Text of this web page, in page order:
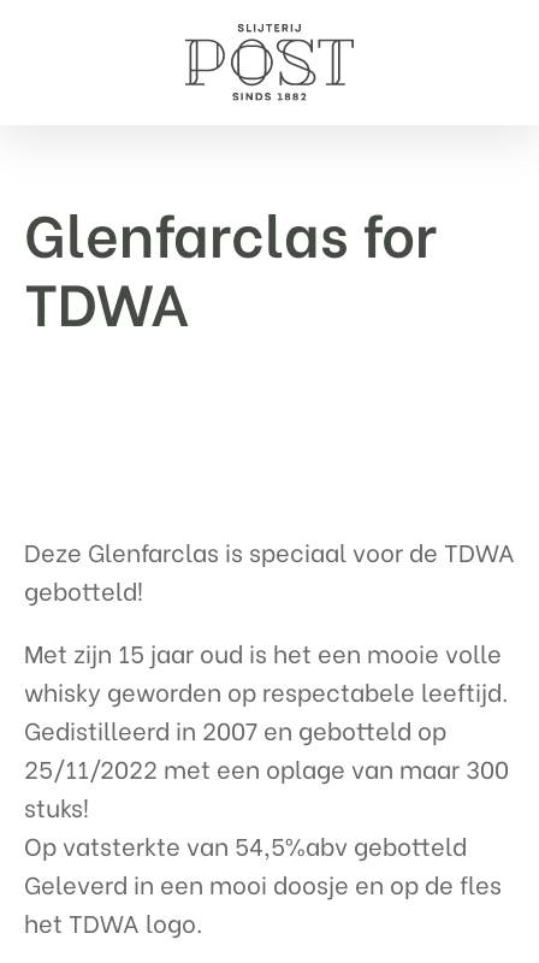
Glenfarclas for
TDWA
Deze Glenfarclas is speciaal voor de TDWA
gebotteld!
Met zijn 15 jaar oud is het een mooie volle
whisky geworden op respectabele leeftijd.
Gedistilleerd in 2007 en gebotteld op
25/11/2022 met een oplage van maar 300
stuks!
Op vatsterkte van 54,5%abv gebotteld
Geleverd in een mooi doosje en op de fles
het TDWA logo.